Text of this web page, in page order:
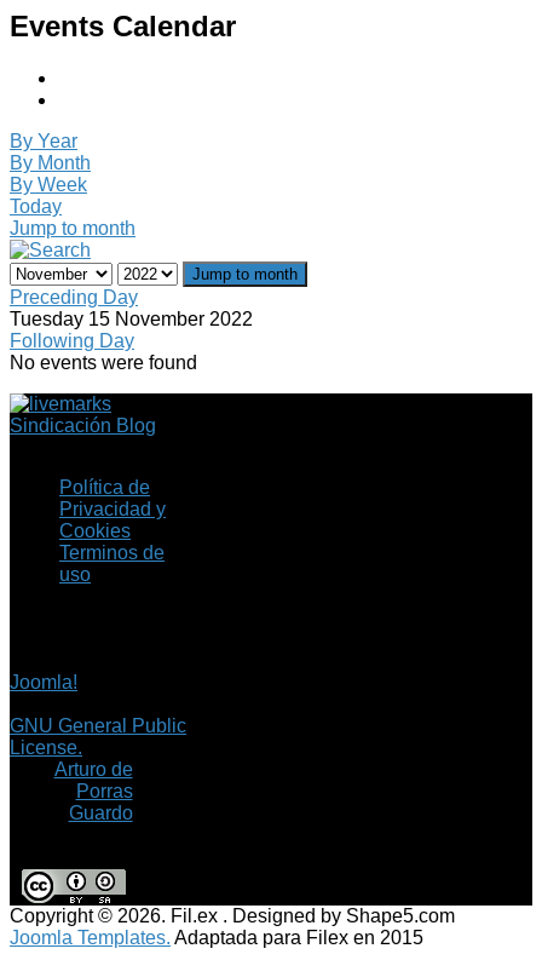
Events Calendar
By Year
By Month
By Week
Today
Jump to month
Jump to month
Preceding Day
Tuesday 15 November 2022
Following Day
No events were found
Sindicación Blog
Política de
Privacidad y
Cookies
Terminos de
uso
Joomla!
GNU General Public
License.
Arturo de
Porras
Guardo
Copyright © 2026. Fil.ex . Designed by Shape5.com
Joomla Templates. Adaptada para Filex en 2015